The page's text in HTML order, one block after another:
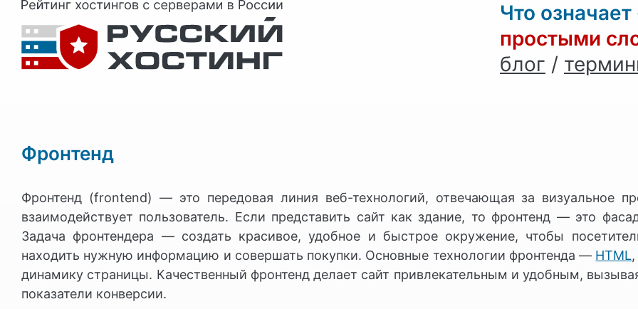
Что
простыми
блог /
Фронтенд
Фронтенд (frontend) — это передовая линия веб-технологий, отвечающая за визуальное
взаимодействует пользователь. Если представить сайт как здание, то фронтенд — это
Задача фронтендера — создать красивое, удобное и быстрое окружение, чтобы
находить нужную информацию и совершать покупки. Основные технологии фронтенда — HTML
динамику страницы. Качественный фронтенд делает сайт привлекательным и удобным,
показатели конверсии.